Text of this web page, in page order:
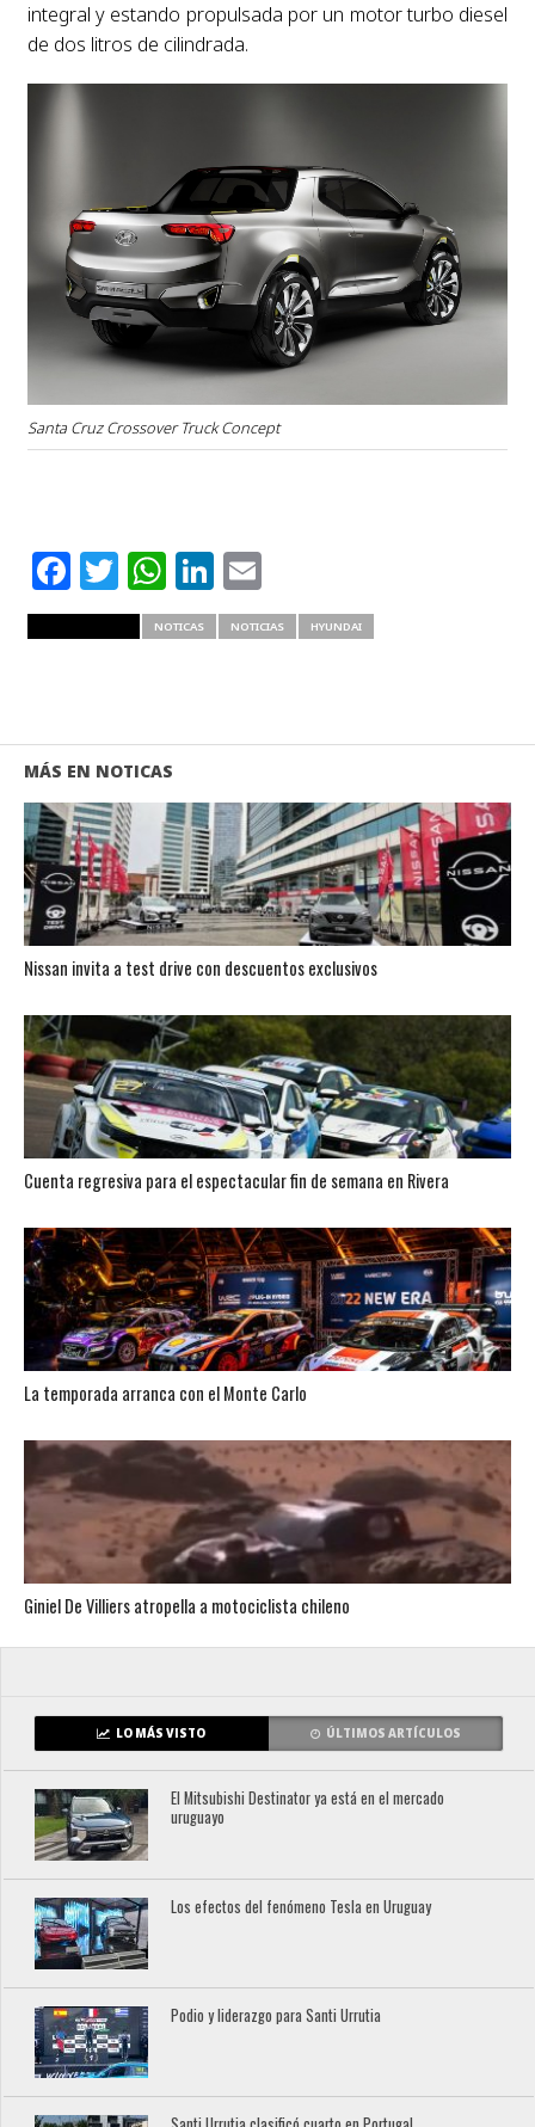
integral y estando propulsada por un motor turbo diesel
de dos litros de cilindrada.
Santa Cruz Crossover Truck Concept
Facebook
Twitter
WhatsApp
LinkedIn
Email
NOTICAS NOTICIAS HYUNDAI
MÁS EN NOTICAS
Nissan invita a test drive con descuentos exclusivos
Cuenta regresiva para el espectacular fin de semana en Rivera
La temporada arranca con el Monte Carlo
Giniel De Villiers atropella a motociclista chileno
LO MÁS VISTO ÚLTIMOS ARTÍCULOS
El Mitsubishi Destinator ya está en el mercado
uruguayo
Los efectos del fenómeno Tesla en Uruguay
Podio y liderazgo para Santi Urrutia